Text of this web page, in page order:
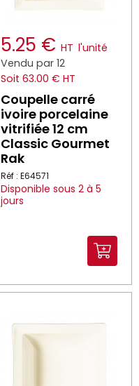
5.25 € HT l'unité
Vendu par 12
Soit 63.00 € HT
Coupelle carré
ivoire porcelaine
vitrifiée 12 cm
Classic Gourmet
Rak
Réf : E64571
Disponible sous 2 à 5
jours